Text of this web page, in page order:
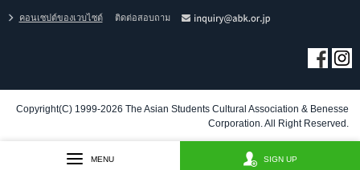
คอนเซปต์ของเวบไซต์ ติดต่อสอบถาม
Copyright(C) 1999-2026 The Asian Students Cultural Association & Benesse
Corporation. All Right Reserved.
MENU SIGN UP